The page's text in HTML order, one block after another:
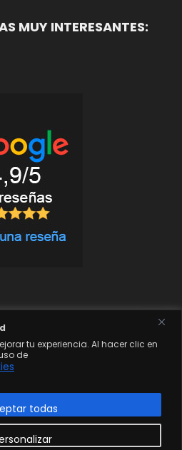
tu experiencia. Al hacer clic en
de
todas
MUY INTERESANTES:
Mystery Themes
Política de Privacidad y Cookies
Sobre Nosotrxs